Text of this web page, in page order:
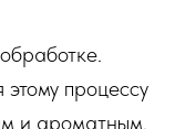
процессу
и ароматным.